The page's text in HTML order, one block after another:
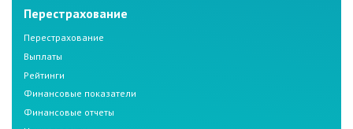
Перестрахование
Перестрахование
Выплаты
Рейтинги
Финансовые показатели
Финансовые отчеты